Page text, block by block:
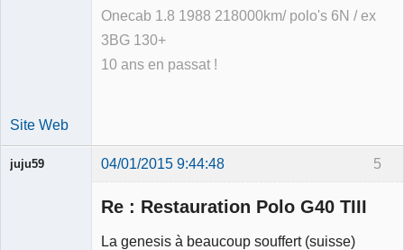
Onecab 1.8 1988 218000km/ polo's 6N / ex
3BG 130+
10 ans en passat !
Site Web
5
juju59 04/01/2015 9:44:48
Re : Restauration Polo G40 TIII
La genesis à beaucoup souffert (suisse)